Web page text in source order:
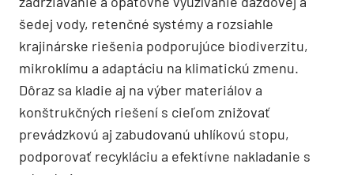
šedej vody, retenčné systémy a rozsiahle
krajinárske riešenia podporujúce biodiverzitu,
mikroklímu a adaptáciu na klimatickú zmenu.
Dôraz sa kladie aj na výber materiálov a
konštrukčných riešení s cieľom znižovať
prevádzkovú aj zabudovanú uhlíkovú stopu,
podporovať recykláciu a efektívne nakladanie s